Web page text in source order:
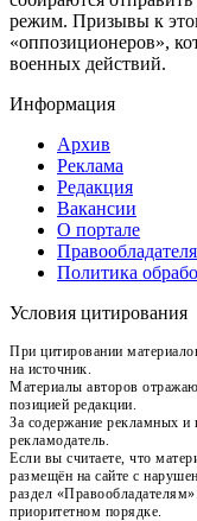
режим. Призывы к
«оппозиционеров»,
военных действий.
Информация
Архив
Реклама
Редакция
Вакансии
О портале
Политика
Условия цитирования
При цитировании
на источник.
Материалы авторов
позицией редакции.
За содержание рекламных и
рекламодатель.
Если вы считаете, что
размещён на сайте с
раздел
приоритетном порядке.